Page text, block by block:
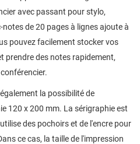
avec passant pour stylo,
de 20 pages à lignes ajoute à
pouvez facilement stocker vos
prendre des notes rapidement,
la possibilité de
120 x 200 mm. La sérigraphie est
des pochoirs et de l'encre pour
ce cas, la taille de l'impression